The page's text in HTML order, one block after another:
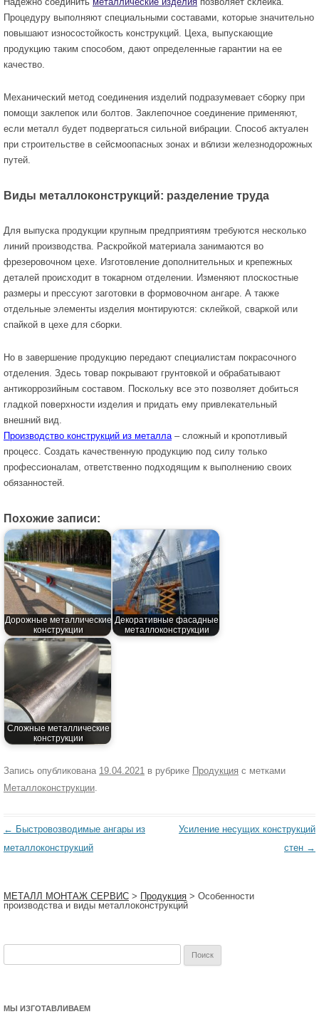
Процедуру выполняют специальными составами, которые значительно
повышают износостойкость конструкций. Цеха, выпускающие
продукцию таким способом, дают определенные гарантии на ее
качество.
Механический метод соединения изделий подразумевает сборку при
помощи заклепок или болтов. Заклепочное соединение применяют,
если металл будет подвергаться сильной вибрации. Способ актуален
при строительстве в сейсмоопасных зонах и вблизи железнодорожных
путей.
Виды металлоконструкций: разделение труда
Для выпуска продукции крупным предприятиям требуются несколько
линий производства. Раскройкой материала занимаются во
фрезеровочном цехе. Изготовление дополнительных и крепежных
деталей происходит в токарном отделении. Изменяют плоскостные
размеры и прессуют заготовки в формовочном ангаре. А также
отдельные элементы изделия монтируются: склейкой, сваркой или
спайкой в цехе для сборки.
Но в завершение продукцию передают специалистам покрасочного
отделения. Здесь товар покрывают грунтовкой и обрабатывают
антикоррозийным составом. Поскольку все это позволяет добиться
гладкой поверхности изделия и придать ему привлекательный
внешний вид.
Производство конструкций из металла – сложный и кропотливый
процесс. Создать качественную продукцию под силу только
профессионалам, ответственно подходящим к выполнению своих
обязанностей.
Похожие записи:
Дорожные металлические
конструкции
Декоративные фасадные
металлоконструкции
Сложные металлические
конструкции
Запись опубликована 19.04.2021 в рубрике Продукция с метками
Металлоконструкции
Навигация
по
← Быстровозводимые ангары из
металлоконструкций
Усиление несущих конструкций
стен →
МЕТАЛЛ МОНТАЖ СЕРВИС > Продукция > Особенности
производства и виды металлоконструкций
МЫ ИЗГОТАВЛИВАЕМ